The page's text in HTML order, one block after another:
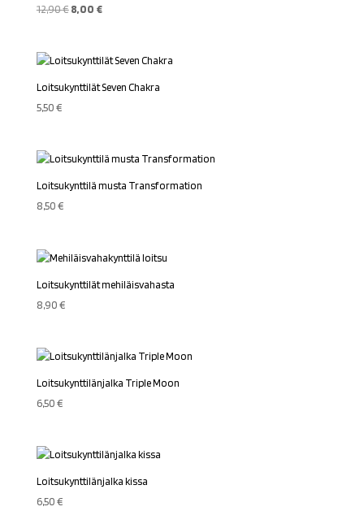
12,90€ Alkuperäinen
12,90 €.
8,00 €Nykyinen
8,00 €.
Loitsukynttilät Seven Chakra
5,50€
Loitsukynttilä musta Transformation
8,50€
Loitsukynttilät mehiläisvahasta
8,90€
Loitsukynttilänjalka Triple Moon
6,50€
Loitsukynttilänjalka kissa
6,50€